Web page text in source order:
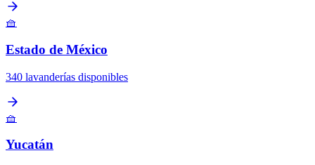
🧺
Estado de México
340 lavanderías disponibles
🧺
Yucatán